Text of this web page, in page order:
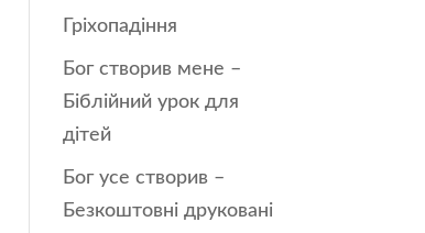
Гріхопадіння
Бог створив мене –
Біблійний урок для
дітей
Бог усе створив –
Безкоштовні друковані